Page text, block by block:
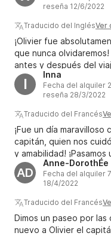
Nota: ¡Atención! Mis
1500 € (sin extras).
Mi capacidad
privada es
de duración máxima.
También puedo
para quienes deseen
excepcional y
efecto espejo.
mensaje.
reseña 12/6/2022
Traducido del InglésVer
¡Olivier fue
que nunca
antes y después del
¡Definitivamente haré
I
Inna
Fecha del alquiler
reseña 28/3/2022
Traducido del Francés
¡Fue un día
capitán, quien nos
y amabilidad!
pensando si vale la
AD
Anne-DorothÉe
Fecha del alquiler
18/4/2022
Traducido del Francés
Dimos un paseo por las
nuevo a Olivier el